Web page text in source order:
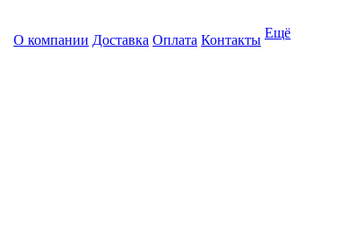
О компании Доставка Оплата Контакты Ещё